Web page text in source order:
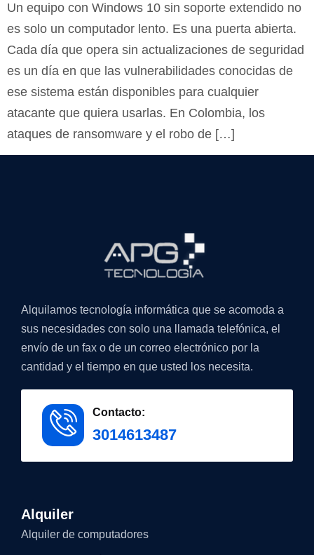
Un equipo con Windows 10 sin soporte extendido no
es solo un computador lento. Es una puerta abierta.
Cada día que opera sin actualizaciones de seguridad
es un día en que las vulnerabilidades conocidas de
ese sistema están disponibles para cualquier
atacante que quiera usarlas. En Colombia, los
ataques de ransomware y el robo de […]
Alquilamos tecnología informática que se acomoda a
sus necesidades con solo una llamada telefónica, el
envío de un fax o de un correo electrónico por la
cantidad y el tiempo en que usted los necesita.
Contacto:
3014613487
Alquiler
Alquiler de computadores